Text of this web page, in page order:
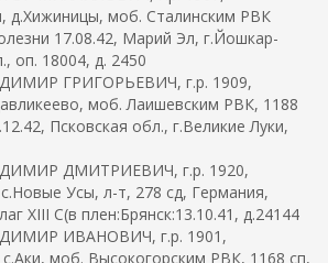
д.Хижиницы, моб. Сталинским РВК
17.08.42, Марий Эл, г.Йошкар-
оп. 18004, д. 2450
ГРИГОРЬЕВИЧ, г.р. 1909,
моб. Лаишевским РВК, 1188
Псковская обл., г.Великие Луки,
ДМИТРИЕВИЧ, г.р. 1920,
Усы, л-т, 278 сд, Германия,
XIII C(в плен:Брянск:13.10.41, д.24144
ИВАНОВИЧ, г.р. 1901,
моб. Высокогорским РВК, 1168 сп,